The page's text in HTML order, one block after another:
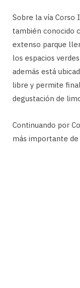
Sobre la vía Corso
también conocido
extenso parque
los espacios
además está
libre y permite
degustación de
Continuando por
más importante